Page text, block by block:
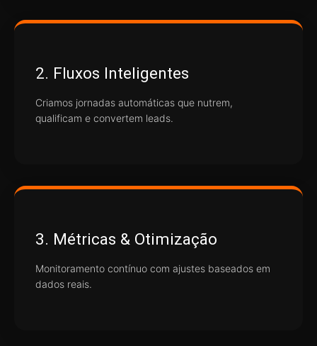
2. Fluxos Inteligentes
Criamos jornadas automáticas que nutrem,
qualificam e convertem leads.
3. Métricas & Otimização
Monitoramento contínuo com ajustes baseados em
dados reais.